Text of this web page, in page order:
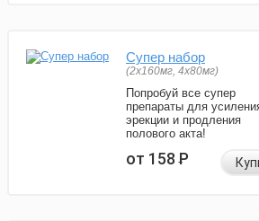
Супер набор
(2х160мг, 4х80мг)
Попробуй все супер
препараты для
эрекции и продления
полового акта!
от 158Р